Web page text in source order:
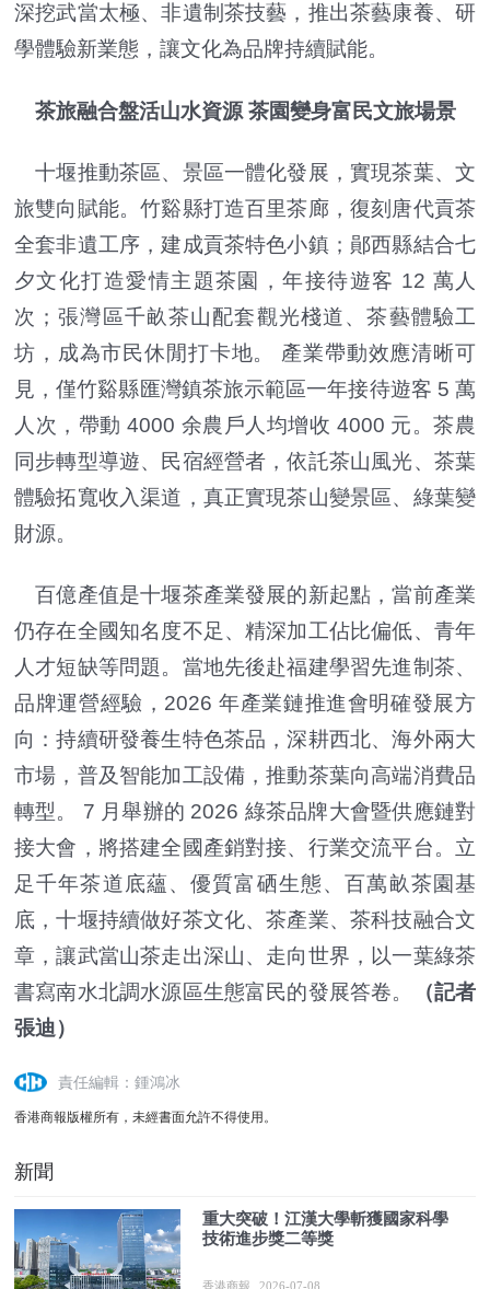
深挖武當太極、非遺制茶技藝，推出茶藝康養、研
學體驗新業態，讓文化為品牌持續賦能。
茶旅融合盤活山水資源 茶園變身富民文旅場景
十堰推動茶區、景區一體化發展，實現茶葉、文
旅雙向賦能。竹谿縣打造百里茶廊，復刻唐代貢茶
全套非遺工序，建成貢茶特色小鎮；鄖西縣結合七
夕文化打造愛情主題茶園，年接待遊客 12 萬人
次；張灣區千畝茶山配套觀光棧道、茶藝體驗工
坊，成為市民休閒打卡地。 產業帶動效應清晰可
見，僅竹谿縣匯灣鎮茶旅示範區一年接待遊客 5 萬
人次，帶動 4000 余農戶人均增收 4000 元。茶農
同步轉型導遊、民宿經營者，依託茶山風光、茶葉
體驗拓寬收入渠道，真正實現茶山變景區、綠葉變
財源。
百億產值是十堰茶產業發展的新起點，當前產業
仍存在全國知名度不足、精深加工佔比偏低、青年
人才短缺等問題。當地先後赴福建學習先進制茶、
品牌運營經驗，2026 年產業鏈推進會明確發展方
向：持續研發養生特色茶品，深耕西北、海外兩大
市場，普及智能加工設備，推動茶葉向高端消費品
轉型。 7 月舉辦的 2026 綠茶品牌大會暨供應鏈對
接大會，將搭建全國產銷對接、行業交流平台。立
足千年茶道底蘊、優質富硒生態、百萬畝茶園基
底，十堰持續做好茶文化、茶產業、茶科技融合文
章，讓武當山茶走出深山、走向世界，以一葉綠茶
書寫南水北調水源區生態富民的發展答卷。
（記者
張迪）
責任編輯：鍾鴻冰
香港商報版權所有，未經書面允許不得使用。
新聞
重大突破！江漢大學斬獲國家科學
技術進步獎二等獎
香港商報 2026-07-08